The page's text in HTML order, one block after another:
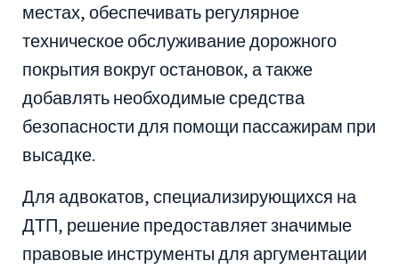
местах, обеспечивать регулярное
техническое обслуживание дорожного
покрытия вокруг остановок, а также
добавлять необходимые средства
безопасности для помощи пассажирам при
высадке.
Для адвокатов, специализирующихся на
ДТП, решение предоставляет значимые
правовые инструменты для аргументации